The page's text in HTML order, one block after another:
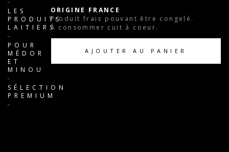
ORIGINE FRANCE
Produit frais pouvant être congelé.
À consommer cuit à coeur.
AJOUTER AU PANIER
LES
PRODUITS
LAITIERS
POUR
MÉDOR
ET
MINOU
SÉLECTION
PREMIUM